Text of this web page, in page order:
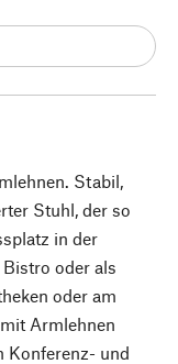
Stabil,
Stuhl, der so
in der
oder als
oder am
Armlehnen
Konferenz- und